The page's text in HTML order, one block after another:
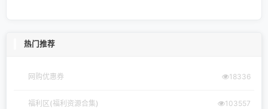
热门推荐
网购优惠券 18336
福利区(福利资源合集) 103557